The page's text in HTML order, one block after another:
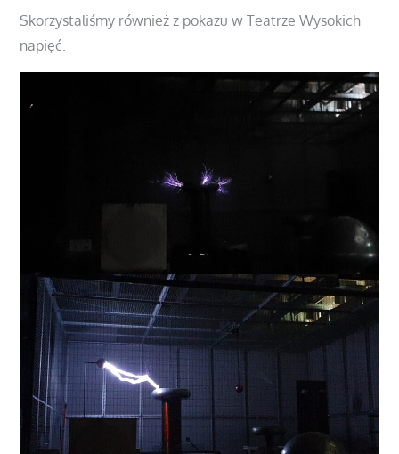
Skorzystaliśmy również z pokazu w Teatrze Wysokich
napięć.